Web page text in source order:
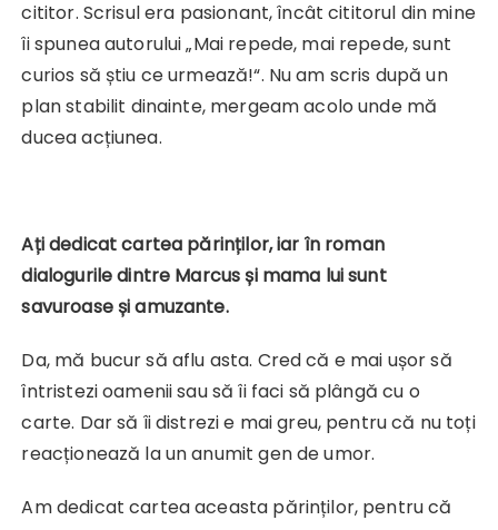
cititor. Scrisul era pasionant, încât cititorul din mine
îi spunea autorului „Mai repede, mai repede, sunt
curios să știu ce urmează!“. Nu am scris după un
plan stabilit dinainte, mergeam acolo unde mă
ducea acțiunea.
Ați dedicat cartea părinților, iar în roman
dialogurile dintre Marcus și mama lui sunt
savuroase și amuzante.
Da, mă bucur să aflu asta. Cred că e mai ușor să
întristezi oamenii sau să îi faci să plângă cu o
carte. Dar să îi distrezi e mai greu, pentru că nu toți
reacționează la un anumit gen de umor.
Am dedicat cartea aceasta părinților, pentru că